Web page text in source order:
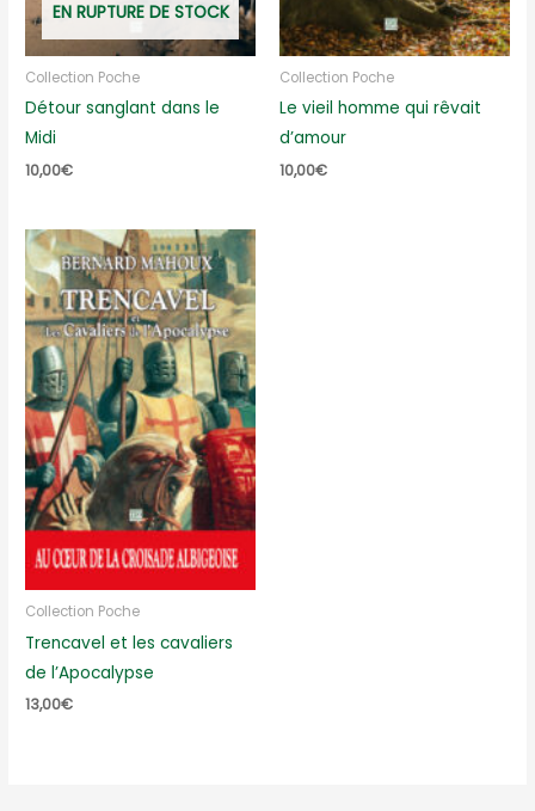
EN RUPTURE DE STOCK
Collection Poche
Détour sanglant dans le
Midi
10,00€
Collection Poche
Le vieil homme qui rêvait
d’amour
10,00€
Collection Poche
Trencavel et les cavaliers
de l’Apocalypse
13,00€